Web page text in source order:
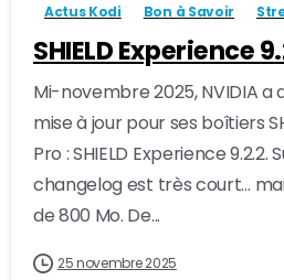
Actus Kodi Bon à Savoir
SHIELD Experience
Mi-novembre 2025, NVIDIA a
mise à jour pour ses boîtiers
Pro : SHIELD Experience 9.2.2.
changelog est très court…
de 800 Mo. De...
25 novembre 2025